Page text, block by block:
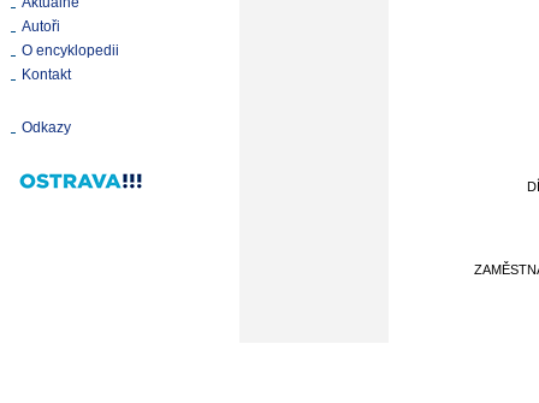
Autoři
O encyklopedii
Kontakt
Odkazy